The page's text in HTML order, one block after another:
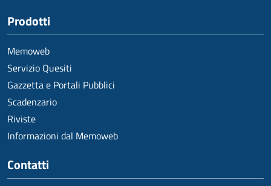
Prodotti
Memoweb
Servizio Quesiti
Gazzetta e Portali Pubblici
Scadenzario
Riviste
Informazioni dal Memoweb
Contatti